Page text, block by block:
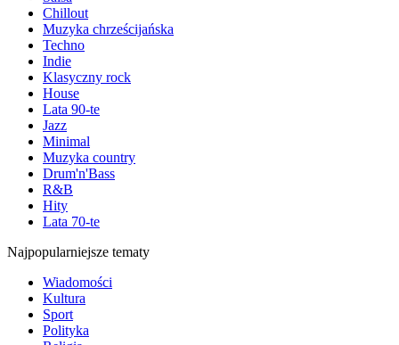
Chillout
Muzyka chrześcijańska
Techno
Indie
Klasyczny rock
House
Lata 90-te
Jazz
Minimal
Muzyka country
Drum'n'Bass
R&B
Hity
Lata 70-te
Najpopularniejsze tematy
Wiadomości
Kultura
Sport
Polityka